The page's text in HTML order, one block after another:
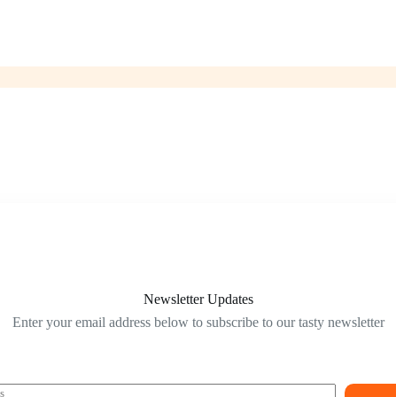
Newsletter Updates
Enter your email address below to subscribe to our tasty newsletter